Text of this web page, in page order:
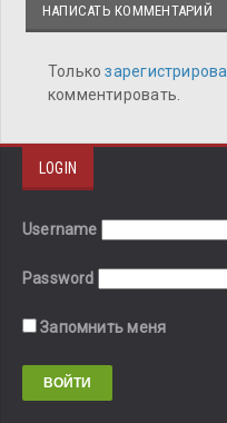
НАПИСАТЬ КОММЕНТАРИЙ
Только
комментировать.
LOGIN
Username
Password
Запомнить меня